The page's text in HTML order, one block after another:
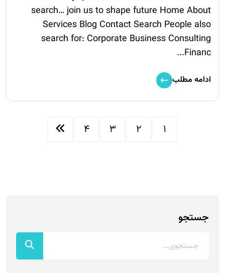
search… join us to shape future Home About
Services Blog Contact Search People also
search for: Corporate Business Consulting
Financ...
ادامه مطلب
1
2
3
4
جستجو